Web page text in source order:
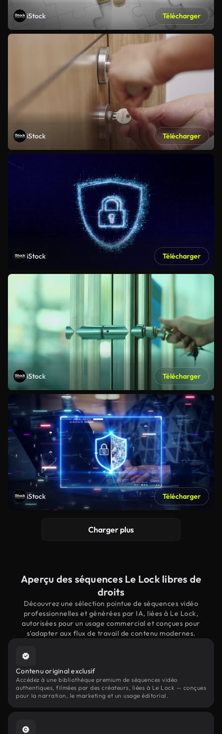
iStock Télécharger
iStock Télécharger
iStock Télécharger
iStock Télécharger
iStock Télécharger
Charger plus
Aperçu des séquences Le Lock libres de
droits
Découvrez une sélection pointue de séquences vidéo
professionnelles et générées par IA, liées à Le Lock,
autorisées pour un usage commercial et conçues pour
s'adapter aux flux de travail de contenu modernes.
Contenu original exclusif
Accédez à une bibliothèque premium de séquences vidéo
authentiques, filmées par des créateurs, liées à Le Lock — conçues
pour la narration, le marketing et un usage éditorial.